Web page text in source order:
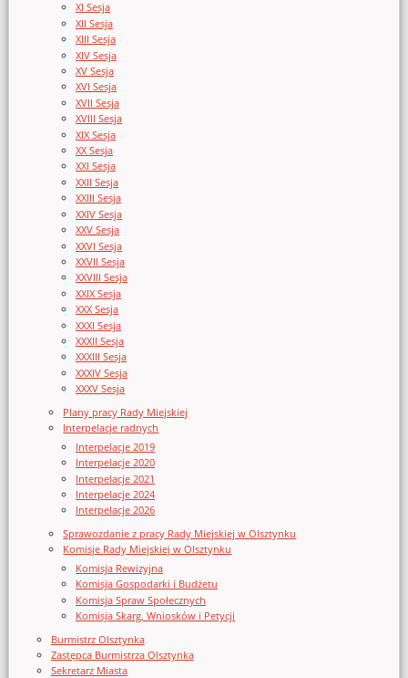
XI Sesja
XII Sesja
XIII Sesja
XIV Sesja
XV Sesja
XVI Sesja
XVII Sesja
XVIII Sesja
XIX Sesja
XX Sesja
XXI Sesja
XXII Sesja
XXIII Sesja
XXIV Sesja
XXV Sesja
XXVI Sesja
XXVII Sesja
XXVIII Sesja
XXIX Sesja
XXX Sesja
XXXI Sesja
XXXII Sesja
XXXIII Sesja
XXXIV Sesja
XXXV Sesja
Plany pracy Rady Miejskiej
Interpelacje radnych
Interpelacje 2019
Interpelacje 2020
Interpelacje 2021
Interpelacje 2024
Interpelacje 2026
Sprawozdanie z pracy Rady Miejskiej w Olsztynku
Komisje Rady Miejskiej w Olsztynku
Komisja Rewizyjna
Komisja Gospodarki i Budżetu
Komisja Spraw Społecznych
Komisja Skarg, Wniosków i Petycji
Burmistrz Olsztynka
Zastępca Burmistrza Olsztynka
Sekretarz Miasta